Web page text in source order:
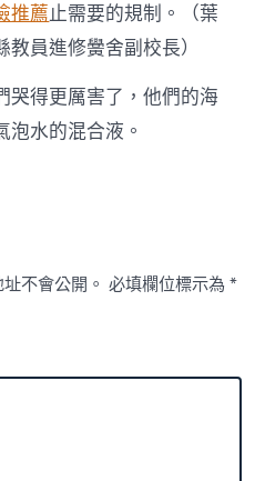
推薦止需要的規制。（葉
員進修黌舍副校長）
哭得更厲害了，他們的海
泡水的混合液。
不會公開。 必填欄位標示為*